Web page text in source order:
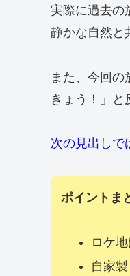
実際に過去の
静かな自然と
また、今回の
きょう！」と
次の見出しで
ポイントま
ロケ
自家